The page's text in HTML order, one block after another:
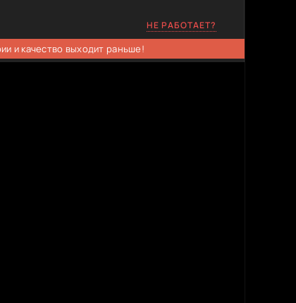
НЕ РАБОТАЕТ?
и качество выходит раньше!